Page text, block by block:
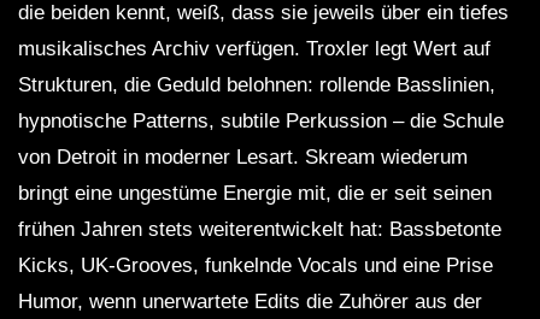
die beiden kennt, weiß, dass sie jeweils über ein tiefes
musikalisches Archiv verfügen. Troxler legt Wert auf
Strukturen, die Geduld belohnen: rollende Basslinien,
hypnotische Patterns, subtile Perkussion – die Schule
von Detroit in moderner Lesart. Skream wiederum
bringt eine ungestüme Energie mit, die er seit seinen
frühen Jahren stets weiterentwickelt hat: Bassbetonte
Kicks, UK-Grooves, funkelnde Vocals und eine Prise
Humor, wenn unerwartete Edits die Zuhörer aus der